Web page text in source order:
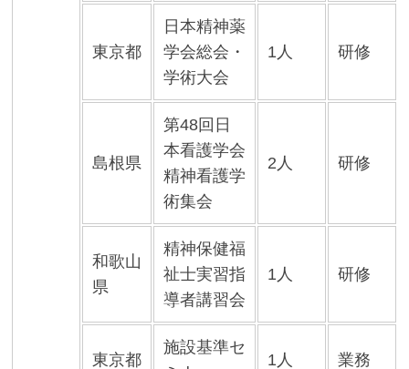
東京都
日本精神薬
学会総会・
学術大会
1人 研修
島根県
第48回日
本看護学会
精神看護学
術集会
2人 研修
和歌山
県
精神保健福
祉士実習指
導者講習会
1人 研修
東京都
施設基準セ
1人 業務